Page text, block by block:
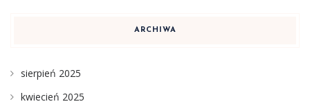
ARCHIWA
sierpień 2025
kwiecień 2025